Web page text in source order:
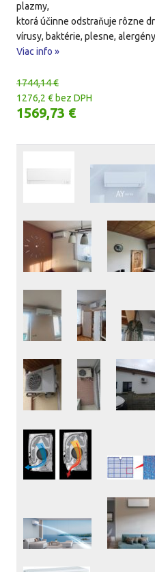
plazmy,
ktorá účinne odstraňuje rôzne
vírusy, baktérie, plesne,
Viac info »
1744,14 €
1276,2 € bez DPH
1569,73 €